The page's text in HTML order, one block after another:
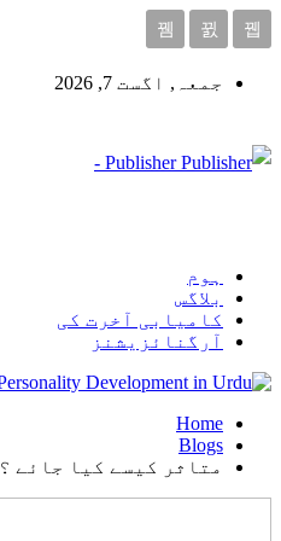
جمعہ, اگست 7, 2026
Publisher -
ہوم
بلاگس
کامیابی آخرت کی
آرگنائزیشنز
Home
Blogs
متاثر کیسے کیا جائے ؟